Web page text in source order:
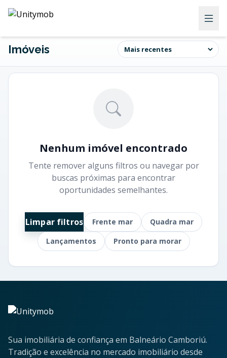
Imóveis
Nenhum imóvel encontrado
Tente remover alguns filtros ou navegar por
buscas próximas para encontrar
oportunidades semelhantes.
Limpar filtros Frente mar
Quadra mar
Lançamentos
Pronto para morar
Sua imobiliária de confiança em Balneário Camboriú.
Tradição e excelência no mercado imobiliário desde